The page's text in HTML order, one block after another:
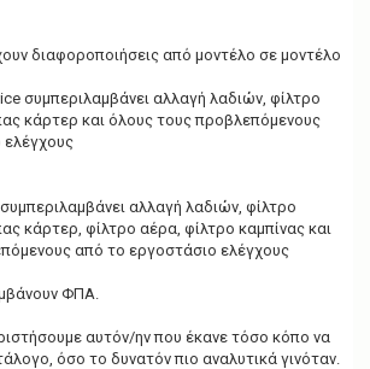
διαφοροποιήσεις από μοντέλο σε μοντέλο
συμπεριλαμβάνει αλλαγή λαδιών, φίλτρο
κάρτερ και όλους τους προβλεπόμενους
αλλαγή λαδιών, φίλτρο
κάρτερ, φίλτρο αέρα, φίλτρο καμπίνας και
από το εργοστάσιο ελέγχους
ΦΠΑ.
αυτόν/ην που έκανε τόσο κόπο να
όσο το δυνατόν πιο αναλυτικά γινόταν.